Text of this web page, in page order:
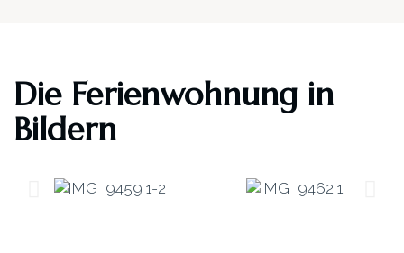
Die Ferienwohnung in
Bildern